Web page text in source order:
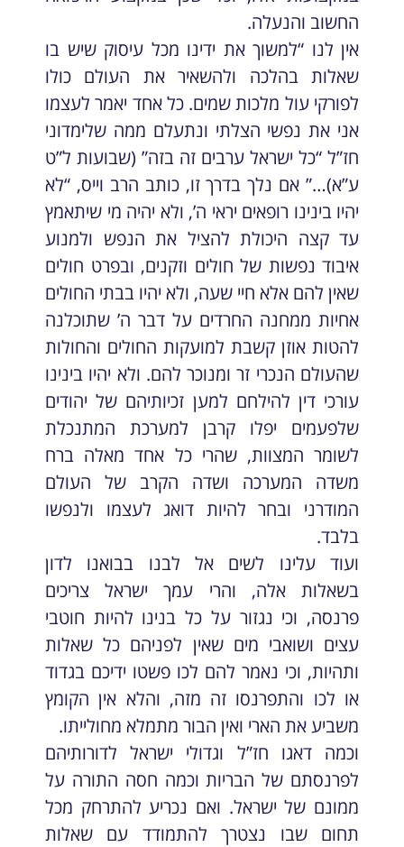
החשוב והנעלה.
אין לנו “למשוך את ידינו מכל עיסוק שיש בו
שאלות בהלכה ולהשאיר את העולם כולו
לפורקי עול מלכות שמים. כל אחד יאמר לעצמו
אני את נפשי הצלתי ונתעלם ממה שלימדוני
חז”ל “כל ישראל ערבים זה בזה” (שבועות ל”ט
ע”א)…” אם נלך בדרך זו, כותב הרב וייס, “לא
יהיו בינינו רופאים יראי ה’, ולא יהיה מי שיתאמץ
עד קצה היכולת להציל את הנפש ולמנוע
איבוד נפשות של חולים וזקנים, ובפרט חולים
שאין להם אלא חיי שעה, ולא יהיו בבתי החולים
אחיות ממחנה החרדים על דבר ה’ שתוכלנה
להטות אוזן קשבת למועקות החולים והחולות
שהעולם הנכרי זר ומנוכר להם. ולא יהיו בינינו
עורכי דין להילחם למען זכיותיהם של יהודים
שלפעמים יפלו קרבן למערכת המתנכלת
לשומר המצוות, שהרי כל אחד מאלה ברח
משדה המערכה ושדה הקרב של העולם
המודרני ובחר להיות דואג לעצמו ולנפשו
בלבד.
ועוד עלינו לשים אל לבנו בבואנו לדון
בשאלות אלה, והרי עמך ישראל צריכים
פרנסה, וכי נגזור על כל בנינו להיות חוטבי
עצים ושואבי מים שאין לפניהם כל שאלות
ותהיות, וכי נאמר להם לכו פשטו ידיכם בגדוד
או לכו והתפרנסו זה מזה, והלא אין הקומץ
משביע את הארי ואין הבור מתמלא מחולייתו.
וכמה דאגו חז”ל וגדולי ישראל לדורותיהם
לפרנסתם של הבריות וכמה חסה התורה על
ממונם של ישראל. ואם נכריע להתרחק מכל
תחום שבו נצטרך להתמודד עם שאלות